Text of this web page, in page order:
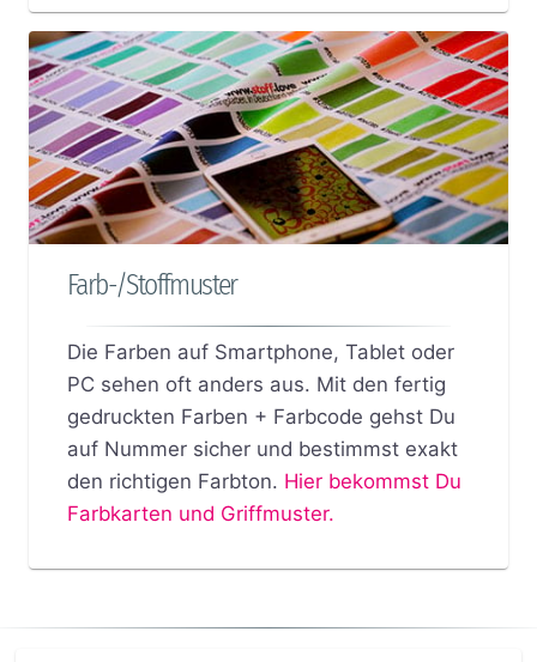
Farb-/Stoffmuster
Die Farben auf Smartphone, Tablet oder
PC sehen oft anders aus. Mit den fertig
gedruckten Farben + Farbcode gehst Du
auf Nummer sicher und bestimmst exakt
den richtigen Farbton. Hier bekommst Du
Farbkarten und Griffmuster.